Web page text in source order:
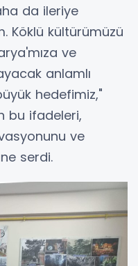
da ileriye
Köklü kültürümüzü
ve
anlamlı
hedefimiz,"
bu ifadeleri,
ve
serdi.